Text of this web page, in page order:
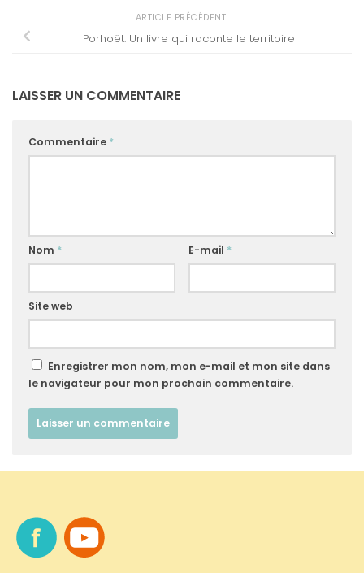
ARTICLE PRÉCÉDENT
Porhoët. Un livre qui raconte le territoire
LAISSER UN COMMENTAIRE
Commentaire *
Nom * E-mail *
Site web
Enregistrer mon nom, mon e-mail et mon site dans
le navigateur pour mon prochain commentaire.